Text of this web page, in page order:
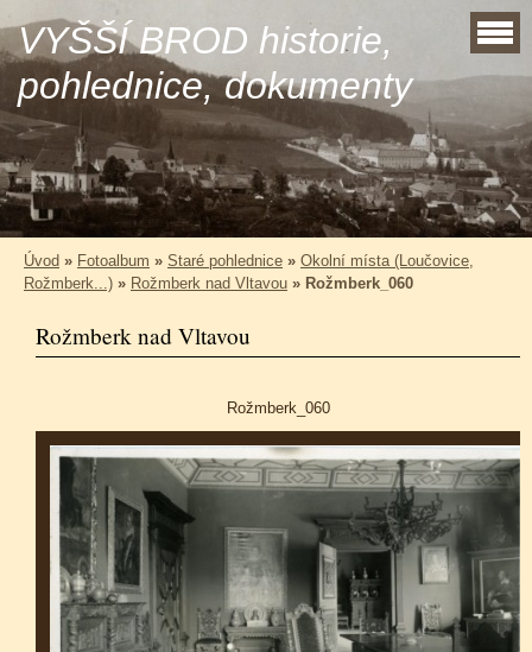
VYŠŠÍ BROD historie,
pohlednice, dokumenty
Úvod » Fotoalbum » Staré pohlednice » Okolní místa (Loučovice,
Rožmberk...) » Rožmberk nad Vltavou » Rožmberk_060
Rožmberk nad Vltavou
Rožmberk_060